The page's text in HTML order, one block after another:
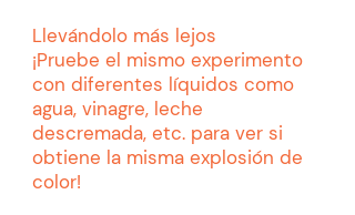
Llevándolo más lejos
¡Pruebe el mismo experimento
con diferentes líquidos como
agua, vinagre, leche
descremada, etc. para ver si
obtiene la misma explosión de
color!